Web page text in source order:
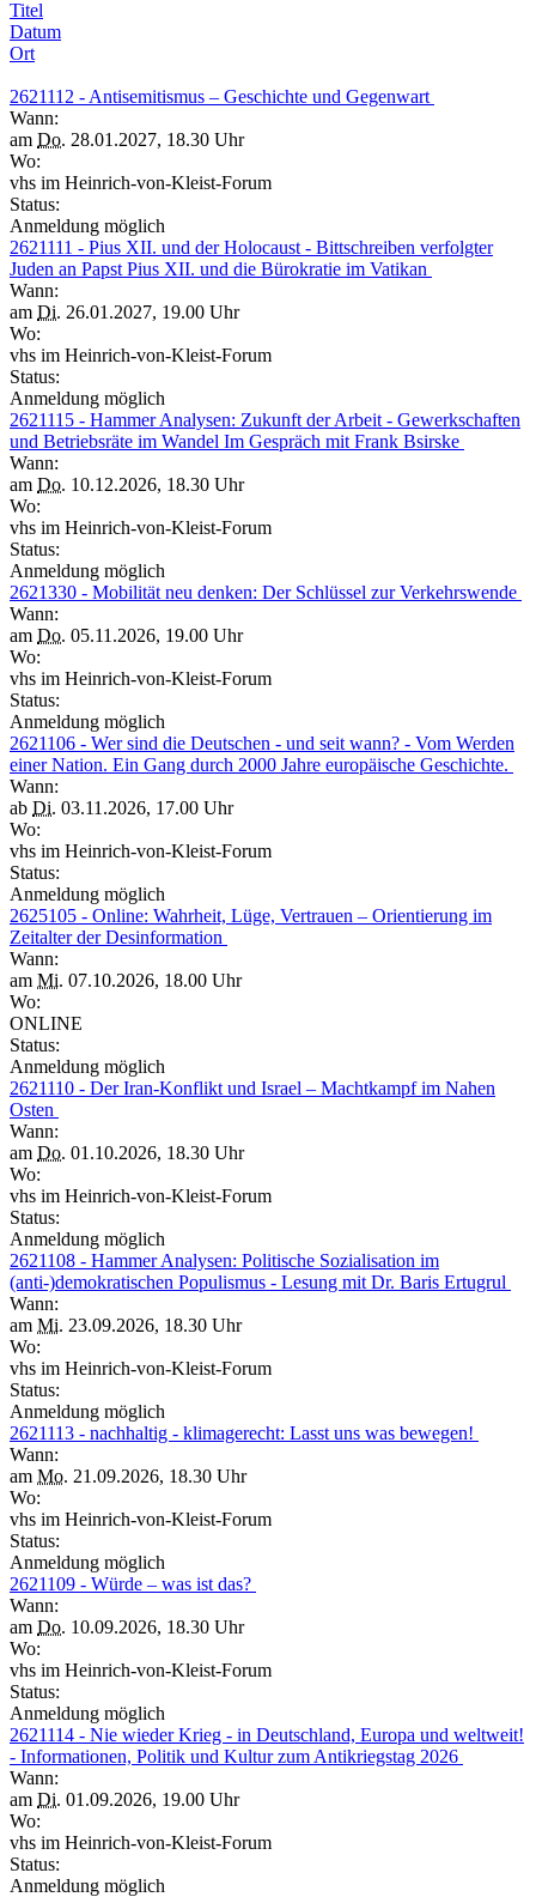
Titel
Datum
Ort
2621112 - Antisemitismus – Geschichte und Gegenwart
Wann:
am Do. 28.01.2027, 18.30 Uhr
Wo:
vhs im Heinrich-von-Kleist-Forum
Status:
Anmeldung möglich
2621111 - Pius XII. und der Holocaust - Bittschreiben verfolgter
Juden an Papst Pius XII. und die Bürokratie im Vatikan
Wann:
am Di. 26.01.2027, 19.00 Uhr
Wo:
vhs im Heinrich-von-Kleist-Forum
Status:
Anmeldung möglich
2621115 - Hammer Analysen: Zukunft der Arbeit - Gewerkschaften
und Betriebsräte im Wandel Im Gespräch mit Frank Bsirske
Wann:
am Do. 10.12.2026, 18.30 Uhr
Wo:
vhs im Heinrich-von-Kleist-Forum
Status:
Anmeldung möglich
2621330 - Mobilität neu denken: Der Schlüssel zur Verkehrswende
Wann:
am Do. 05.11.2026, 19.00 Uhr
Wo:
vhs im Heinrich-von-Kleist-Forum
Status:
Anmeldung möglich
2621106 - Wer sind die Deutschen - und seit wann? - Vom Werden
einer Nation. Ein Gang durch 2000 Jahre europäische Geschichte.
Wann:
ab Di. 03.11.2026, 17.00 Uhr
Wo:
vhs im Heinrich-von-Kleist-Forum
Status:
Anmeldung möglich
2625105 - Online: Wahrheit, Lüge, Vertrauen – Orientierung im
Zeitalter der Desinformation
Wann:
am Mi. 07.10.2026, 18.00 Uhr
Wo:
ONLINE
Status:
Anmeldung möglich
2621110 - Der Iran-Konflikt und Israel – Machtkampf im Nahen
Osten
Wann:
am Do. 01.10.2026, 18.30 Uhr
Wo:
vhs im Heinrich-von-Kleist-Forum
Status:
Anmeldung möglich
2621108 - Hammer Analysen: Politische Sozialisation im
(anti-)demokratischen Populismus - Lesung mit Dr. Baris Ertugrul
Wann:
am Mi. 23.09.2026, 18.30 Uhr
Wo:
vhs im Heinrich-von-Kleist-Forum
Status:
Anmeldung möglich
2621113 - nachhaltig - klimagerecht: Lasst uns was bewegen!
Wann:
am Mo. 21.09.2026, 18.30 Uhr
Wo:
vhs im Heinrich-von-Kleist-Forum
Status:
Anmeldung möglich
2621109 - Würde – was ist das?
Wann:
am Do. 10.09.2026, 18.30 Uhr
Wo:
vhs im Heinrich-von-Kleist-Forum
Status:
Anmeldung möglich
2621114 - Nie wieder Krieg - in Deutschland, Europa und weltweit!
- Informationen, Politik und Kultur zum Antikriegstag 2026
Wann:
am Di. 01.09.2026, 19.00 Uhr
Wo:
vhs im Heinrich-von-Kleist-Forum
Status:
Anmeldung möglich